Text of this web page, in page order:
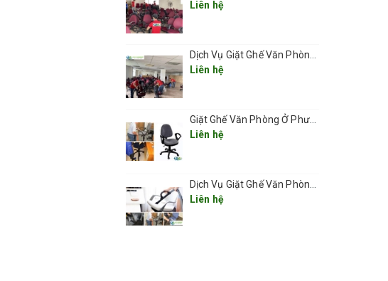
Liên hệ
Liên hệ
Giặt Ghế Văn Phòng Ở Phường Cửa Nam giá rẻ 2025
Liên hệ
Liên hệ